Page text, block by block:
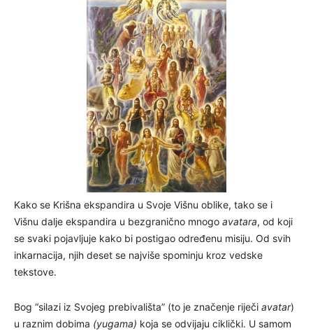
Kako se Krišna ekspandira u Svoje Višnu oblike, tako se i
Višnu dalje ekspandira u bezgranično mnogo avatara, od koji
se svaki pojavljuje kako bi postigao određenu misiju. Od svih
inkarnacija, njih deset se najviše spominju kroz vedske
tekstove.
Bog “silazi iz Svojeg prebivališta” (to je značenje riječi avatar)
u raznim dobima (yugama) koja se odvijaju ciklički. U samom